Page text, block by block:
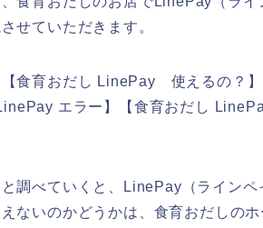
せていただきます。
【食育おだし LinePay 使えるの？
エラー】【食育おだし
調べていくと、LinePay（ライン
ないのかどうかは、食育おだしの